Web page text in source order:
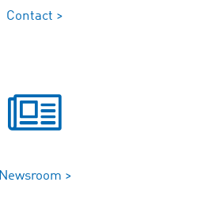
Contact >
Newsroom >